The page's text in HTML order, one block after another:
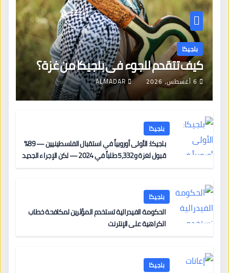
بلجيكا
كيف تتقدم للجوء في بلجيكا من غزة؟
6 أغسطس، 2026 ALMADAR
بلجيكا
بلجيكا: الأولى أوروبياً في استقبال الفلسطينيين — 89%
قبول لغزة و5,332 طلباً في 2024 — لكن الإجراء الجديد
بلجيكا
الحكومة الفيدرالية تستخدم المؤثرين لمكافحة خطاب
الكراهية على الإنترنت
بلجيكا